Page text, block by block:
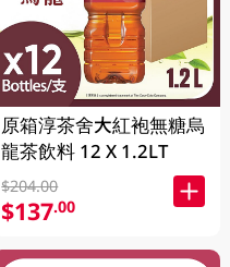
原箱淳茶舍大紅袍無糖烏
龍茶飲料 12 X 1.2LT
$204.00
$137.00